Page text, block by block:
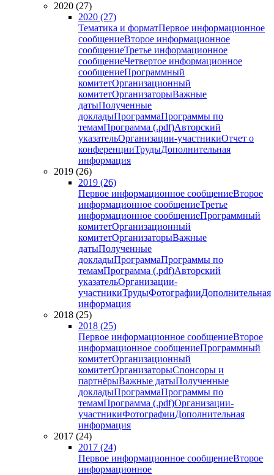
2020 (27)
2020 (27)
Тематика и форматПервое информационное
сообщениеВторое информационное
сообщениеТретье информационное
сообщениеЧетвертое информационное
сообщениеПрограммный
комитетОрганизационный
комитетОрганизаторыВажные
датыПолученные
докладыПрограммаПрограммы по
темамПрограмма (.pdf)Авторский
указательОрганизации-участникиОтчет о
конференцииТрудыДополнительная
информация
2019 (26)
2019 (26)
Первое информационное сообщениеВторое
информационное сообщениеТретье
информационное сообщениеПрограммный
комитетОрганизационный
комитетОрганизаторыВажные
датыПолученные
докладыПрограммаПрограммы по
темамПрограмма (.pdf)Авторский
указательОрганизации-
участникиТрудыФотографииДополнительная
информация
2018 (25)
2018 (25)
Первое информационное сообщениеВторое
информационное сообщениеПрограммный
комитетОрганизационный
комитетОрганизаторыСпонсоры и
партнёрыВажные датыПолученные
докладыПрограммаПрограммы по
темамПрограмма (.pdf)Организации-
участникиФотографииДополнительная
информация
2017 (24)
2017 (24)
Первое информационное сообщениеВторое
информационное